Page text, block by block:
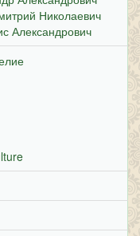
Николаевич
Александрович